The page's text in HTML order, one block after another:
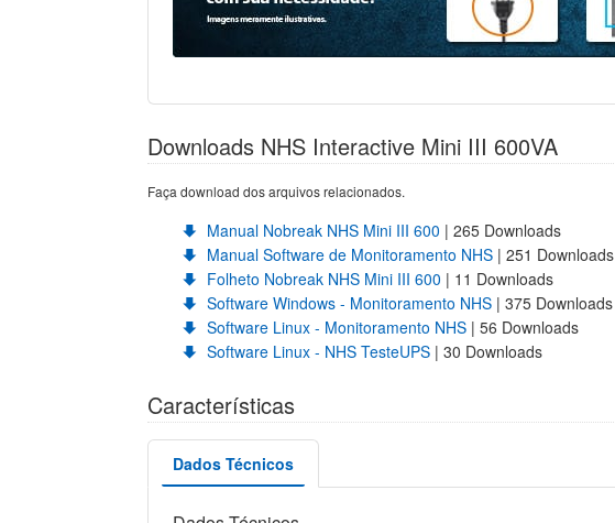
Downloads NHS Interactive Mini III 600VA
Faça download dos arquivos relacionados.
Manual Nobreak NHS Mini III 600 | 265 Downloads
Manual Software de Monitoramento NHS| 251 Downloads
Folheto Nobreak NHS Mini III 600 | 11 Downloads
Software Windows - Monitoramento NHS| 375 Downloads
Software Linux - Monitoramento NHS| 56 Downloads
Software Linux - NHS TesteUPS| 30 Downloads
Características
Dados Técnicos